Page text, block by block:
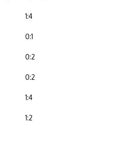
1:4
0:1
0:2
0:2
1:4
1:2